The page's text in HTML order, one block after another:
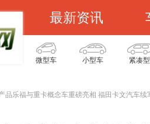
最新资讯
微型车 小型车 紧凑型
品乐福与重卡概念车重磅亮相 福田卡文汽车续